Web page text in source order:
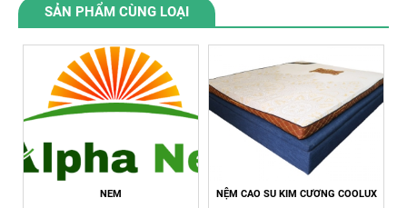
SẢN PHẨM CÙNG LOẠI
NEM
NỆM CAO SU KIM CƯƠNG COOLUX